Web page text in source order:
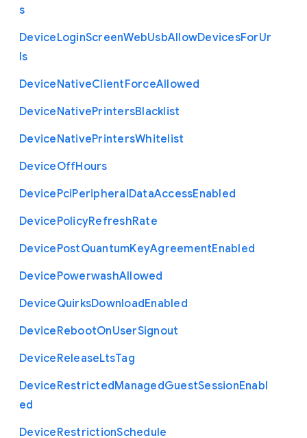
s
DeviceLoginScreenWebUsbAllowDevicesForUr
ls
DeviceNativeClientForceAllowed
DeviceNativePrintersBlacklist
DeviceNativePrintersWhitelist
DeviceOffHours
DevicePciPeripheralDataAccessEnabled
DevicePolicyRefreshRate
DevicePostQuantumKeyAgreementEnabled
DevicePowerwashAllowed
DeviceQuirksDownloadEnabled
DeviceRebootOnUserSignout
DeviceReleaseLtsTag
DeviceRestrictedManagedGuestSessionEnabl
ed
DeviceRestrictionSchedule